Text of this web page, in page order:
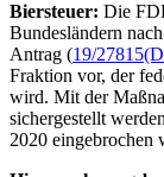
Biersteuer: Die
Bundesländern
Antrag (19/27815
Fraktion vor, der
wird. Mit der
sichergestellt
2020 eingebrochen